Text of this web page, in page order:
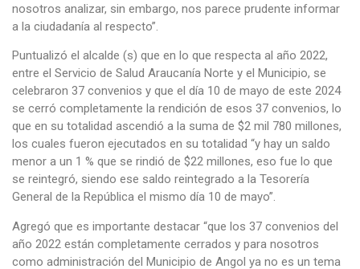
nosotros analizar, sin embargo, nos parece prudente informar
a la ciudadanía al respecto”.
Puntualizó el alcalde (s) que en lo que respecta al año 2022,
entre el Servicio de Salud Araucanía Norte y el Municipio, se
celebraron 37 convenios y que el día 10 de mayo de este 2024
se cerró completamente la rendición de esos 37 convenios, lo
que en su totalidad ascendió a la suma de $2 mil 780 millones,
los cuales fueron ejecutados en su totalidad “y hay un saldo
menor a un 1 % que se rindió de $22 millones, eso fue lo que
se reintegró, siendo ese saldo reintegrado a la Tesorería
General de la República el mismo día 10 de mayo”.
Agregó que es importante destacar “que los 37 convenios del
año 2022 están completamente cerrados y para nosotros
como administración del Municipio de Angol ya no es un tema